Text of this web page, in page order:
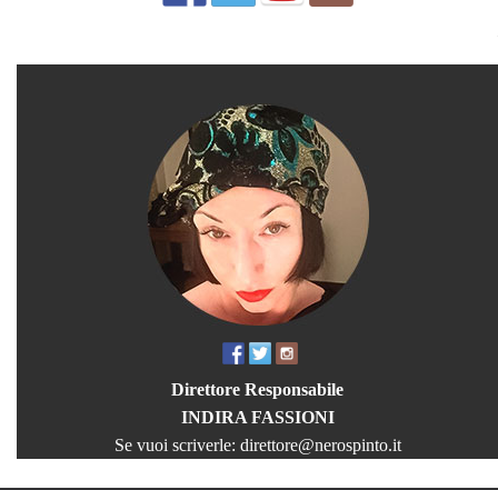
Direttore Responsabile
INDIRA FASSIONI
Se vuoi scriverle: direttore@nerospinto.it